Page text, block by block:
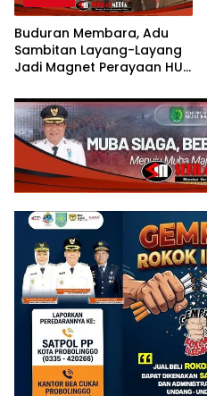
Buduran Membara, Adu
Sambitan Layang-Layang
Jadi Magnet Perayaan HUT